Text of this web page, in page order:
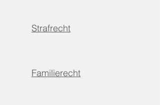
Strafrecht
Familierecht